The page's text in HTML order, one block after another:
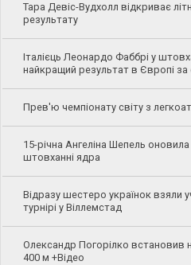
Тара Девіс-Вудхолл відкриває
результату
Італієць Леонардо Фаббрі у
найкращий результат в Європі за
Прев'ю чемпіонату світу з
15-річна Ангеліна Шепель
штовханні ядра
Відразу шестеро українок взяли
турнірі у Віллемстад
Олександр Погорілко встановив
400 м +Відео